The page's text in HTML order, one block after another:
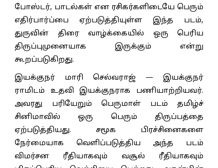
போஸ்டர், பாடல்கள் என ரசிகர்களிடையே பெரும்
எதிர்பார்ப்பை ஏற்படுத்தியுள்ள இந்த படம்,
துருவின் திரை வாழ்க்கையில் ஒரு பெரிய
திருப்புமுனையாக இருக்கும் என்று
கூறப்படுகிறது.
இயக்குநர் மாரி செல்வராஜ் — இயக்குநர்
ராமிடம் உதவி இயக்குநராக பணியாற்றியவர்.
அவரது பரியேறும் பெருமாள் படம் தமிழ்ச்
சினிமாவில் ஒரு பெரும் திருப்பத்தை
ஏற்படுத்தியது. சமூக பிரச்சினைகளை
நேர்மையாக வெளிப்படுத்திய அந்த படம்
விமர்சன ரீதியாகவும் வசூல் ரீதியாகவும்